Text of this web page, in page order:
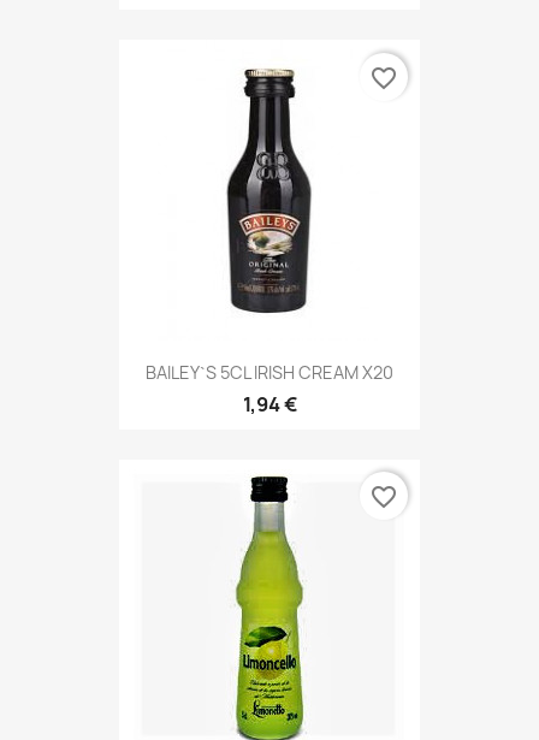
BAILEY`S 5CL IRISH CREAM X20
1,94 €
favorite_border
favorite_border